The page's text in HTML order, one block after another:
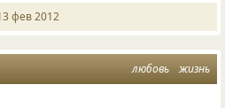
фев 2012
любовь жизнь